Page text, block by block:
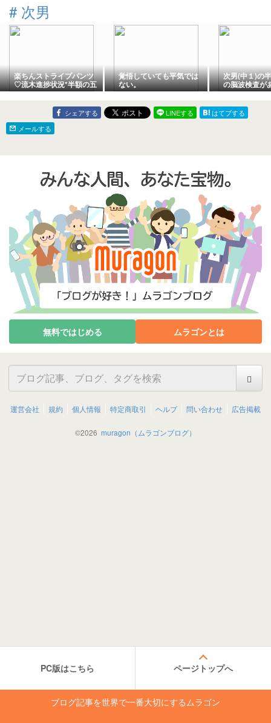
# 次男
楽ちんストライプパンツ
♡流木進捗状況*半額の五
島うどん
覚悟していても平気では
ない。
次男(中１)の
の脳波検査が
た。
シェアする LINEする
はてブする
メールする
無料ではじめる ムラゴンとは
運営会社 規約 個人情報 特定商取引 ヘルプ 問い合わせ 広告掲載
©2026 muragon（ムラゴンブログ）
PC版はこちら ページトップへ
ブログ記事を世界で一番大切にするムラゴン